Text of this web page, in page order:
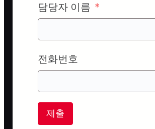
담당자 이름
전화번호
제출